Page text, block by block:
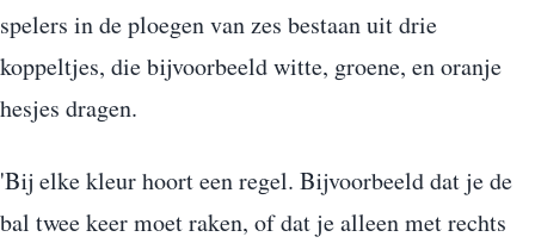
spelers in de ploegen van zes bestaan uit drie
koppeltjes, die bijvoorbeeld witte, groene, en oranje
hesjes dragen.
'Bij elke kleur hoort een regel. Bijvoorbeeld dat je de
bal twee keer moet raken, of dat je alleen met rechts